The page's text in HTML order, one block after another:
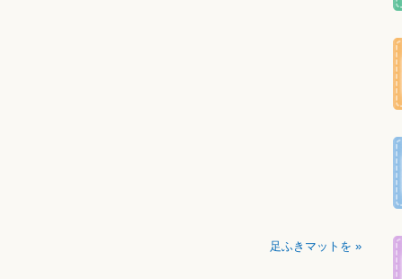
足ふきマットを »